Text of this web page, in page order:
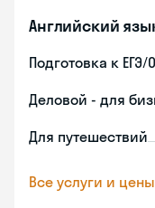
Английский
Подготовка к ЕГЭ/
Деловой - для
Для путешествий
Все услуги и